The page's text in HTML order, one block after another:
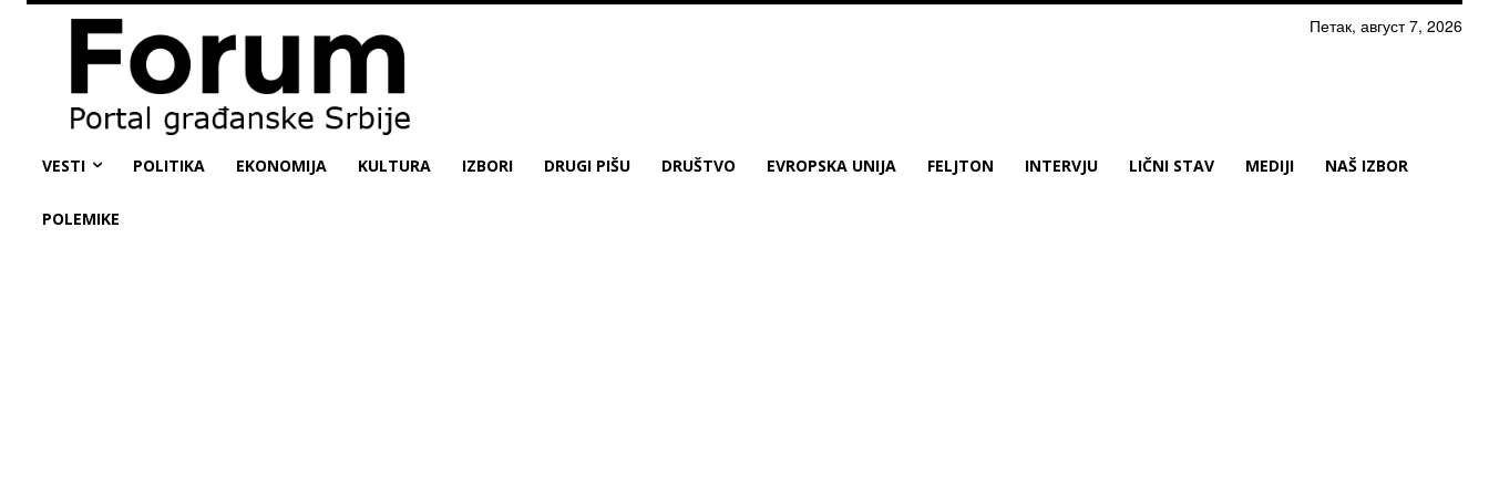
Петак, август 7, 2026
VESTI POLITIKA EKONOMIJA KULTURA IZBORI DRUGI PIŠU DRUŠTVO EVROPSKA UNIJA FELJTON INTERVJU LIČNI STAV MEDIJI NAŠ IZBOR
POLEMIKE